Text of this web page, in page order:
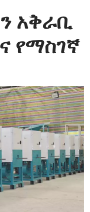
አቅራቢ
የማስገኛ